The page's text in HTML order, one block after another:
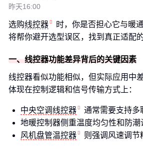
昨天16:00
选购线控器
时，你是否担心它与暖
将帮你避开选型误区，找到真正适配
一、线控器功能差异背后的关键因素
线控器看似功能相似，但实际应用中
体现在控制逻辑和信号传输方式上：
中央空调线控器
通常需要支持多
地暖控制器侧重温度均匀性和防潮
风机盘管温控器
则强调风速调节